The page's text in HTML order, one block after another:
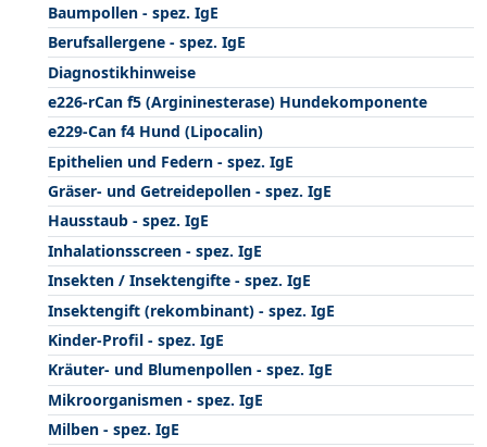
Baumpollen - spez. IgE
Berufsallergene - spez. IgE
Diagnostikhinweise
e226-rCan f5 (Argininesterase) Hundekomponente
e229-Can f4 Hund (Lipocalin)
Epithelien und Federn - spez. IgE
Gräser- und Getreidepollen - spez. IgE
Hausstaub - spez. IgE
Inhalationsscreen - spez. IgE
Insekten / Insektengifte - spez. IgE
Insektengift (rekombinant) - spez. IgE
Kinder-Profil - spez. IgE
Kräuter- und Blumenpollen - spez. IgE
Mikroorganismen - spez. IgE
Milben - spez. IgE